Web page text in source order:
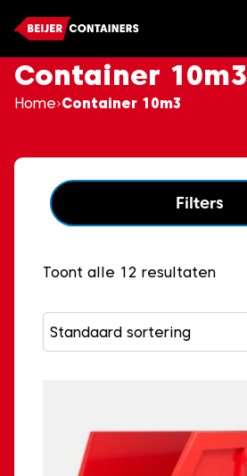
naar
content
Container 10m3
Home Container 10m3
Filters
Toont alle 12 resultaten